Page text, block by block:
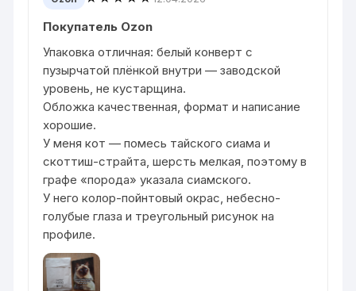
Покупатель Ozon
Упаковка отличная: белый конверт с
пузырчатой плёнкой внутри — заводской
уровень, не кустарщина.
Обложка качественная, формат и написание
хорошие.
У меня кот — помесь тайского сиама и
скоттиш-страйта, шерсть мелкая, поэтому в
графе «порода» указала сиамского.
У него колор-пойнтовый окрас, небесно-
голубые глаза и треугольный рисунок на
профиле.